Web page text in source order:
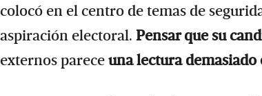
colocó en el centro de temas de
aspiración electoral. Pensar que su
externos pareceuna lectura